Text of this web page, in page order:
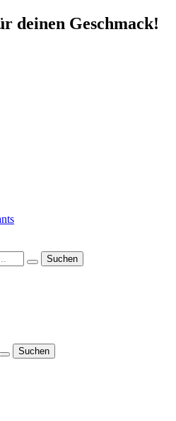
deinen Geschmack!
Suchen
Suchen